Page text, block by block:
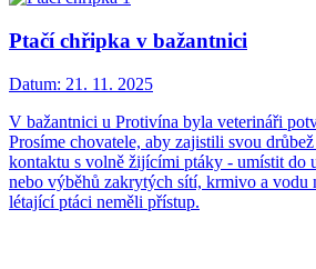
Ptačí chřipka v bažantnici
Datum: 21. 11. 2025
V bažantnici u Protivína byla veterináři
Prosíme chovatele, aby zajistili svou
kontaktu s volně žijícími ptáky - umístit do
nebo výběhů zakrytých sítí, krmivo a vodu
létající ptáci neměli přístup.